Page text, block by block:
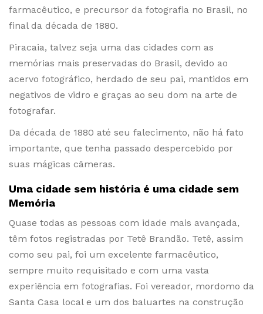
farmacêutico, e precursor da fotografia no Brasil, no
final da década de 1880.
Piracaia, talvez seja uma das cidades com as
memórias mais preservadas do Brasil, devido ao
acervo fotográfico, herdado de seu pai, mantidos em
negativos de vidro e graças ao seu dom na arte de
fotografar.
Da década de 1880 até seu falecimento, não há fato
importante, que tenha passado despercebido por
suas mágicas câmeras.
Uma cidade sem história é uma cidade sem
Memória
Quase todas as pessoas com idade mais avançada,
têm fotos registradas por Tetê Brandão. Tetê, assim
como seu pai, foi um excelente farmacêutico,
sempre muito requisitado e com uma vasta
experiência em fotografias. Foi vereador, mordomo da
Santa Casa local e um dos baluartes na construção